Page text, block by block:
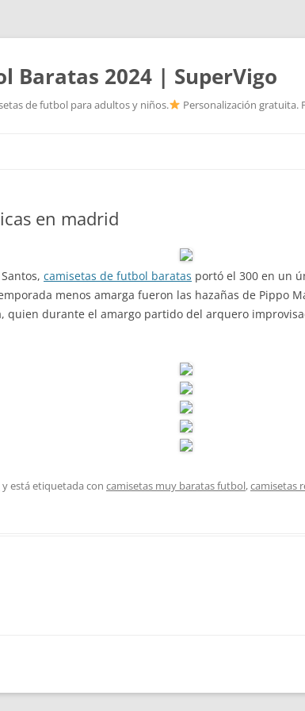
Baratas 2024 | SuperVigo
de futbol para adultos y niños. Personalización gratuita.
en madrid
camisetas de futbol baratas portó el 300 en un
menos amarga fueron las hazañas de Pippo
quien durante el amargo partido del arquero
y está etiquetada con camisetas muy baratas futbol,camisetas